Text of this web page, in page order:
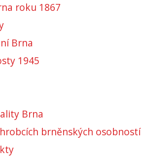
roku 1867
Brna
1945
Brna
brněnských osobností